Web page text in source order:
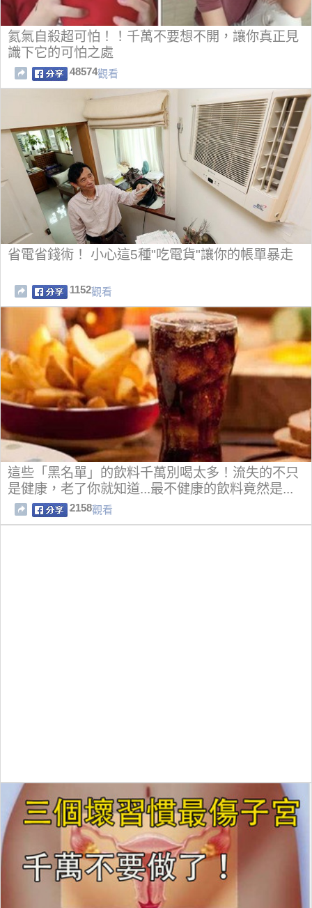
氦氣自殺超可怕！！千萬不要想不開，讓你真正見
識下它的可怕之處
48574觀看
省電省錢術！ 小心這5種"吃電貨"讓你的帳單暴走
1152觀看
這些「黑名單」的飲料千萬別喝太多！流失的不只
是健康，老了你就知道...最不健康的飲料竟然是...
2158觀看